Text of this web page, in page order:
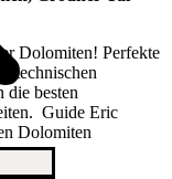
Dolomiten! Perfekte
die besten
Guide Eric
Dolomiten